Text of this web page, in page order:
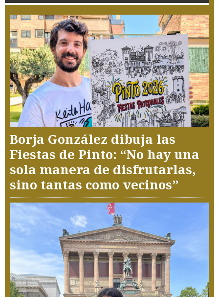
Borja González dibuja las
Fiestas de Pinto: “No hay una
sola manera de disfrutarlas,
sino tantas como vecinos”